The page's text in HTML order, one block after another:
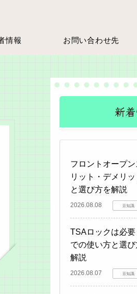
情報 お問い合わせ先
新
フロントオープ
リット・デメリ
と選び方を解説
2026.08.08 豆知識
TSAロックは必
での使い方と選
解説
2026.08.07 豆知識